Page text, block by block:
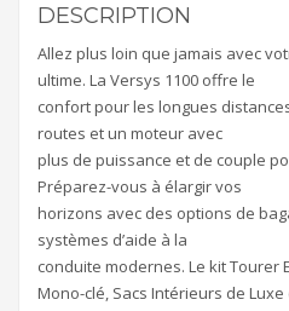
DESCRIPTION
Allez plus loin que jamais avec
ultime. La Versys 1100 offre le
confort pour les longues
routes et un moteur avec
plus de puissance et de couple
Préparez-vous à élargir vos
horizons avec des options de
systèmes d’aide à la
conduite modernes. Le kit Tourer
Mono-clé, Sacs Intérieurs de